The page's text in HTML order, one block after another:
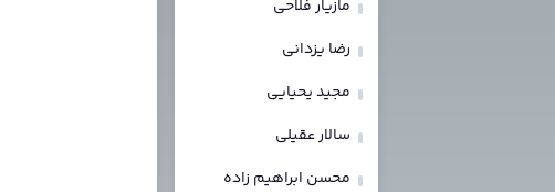
مازیار فلاحی
رضا یزدانی
مجید یحیایی
سالار عقیلی
محسن ابراهیم زاده